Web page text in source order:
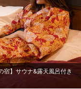
宿】サウナ&露天風呂付き